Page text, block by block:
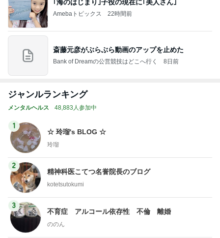
｢海のはじまり｣子役の現在に｢美人さん｣
Amebaトピックス 22時間前
斎藤元彦がぶらぶら動画のアップを止めた
Bank of Dreamの公営競技はどこへ行く 8日前
ジャンルランキング
メンタルヘルス 48,883人参加中
1
☆ 玲瑠's BLOG ☆
玲瑠
2
精神科医こてつ名誉院長のブログ
kotetsutokumi
3
不育症 アルコール依存性 不倫 離婚
ののん